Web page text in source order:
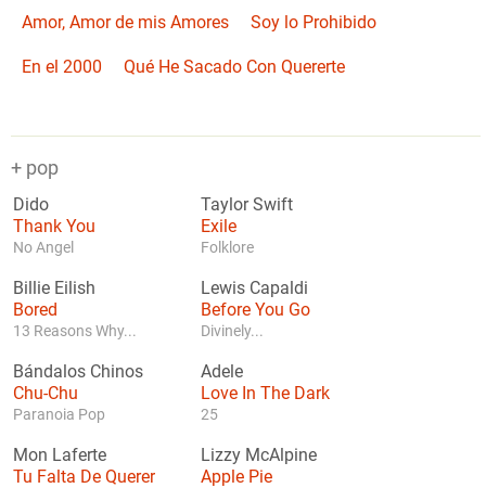
Amor, Amor de mis Amores Soy lo Prohibido
En el 2000 Qué He Sacado Con Quererte
+ pop
Dido
Thank You
No Angel
Taylor Swift
Exile
Folklore
Billie Eilish
Bored
13 Reasons Why...
Lewis Capaldi
Before You Go
Divinely...
Bándalos Chinos
Chu-Chu
Paranoia Pop
Adele
Love In The Dark
25
Mon Laferte
Tu Falta De Querer
Lizzy McAlpine
Apple Pie